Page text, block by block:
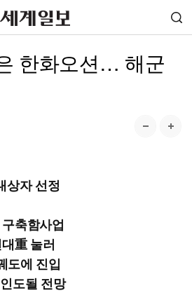
한화오션… 해군
상자 선정
축함사업
重 눌러
도에 진입
도될 전망